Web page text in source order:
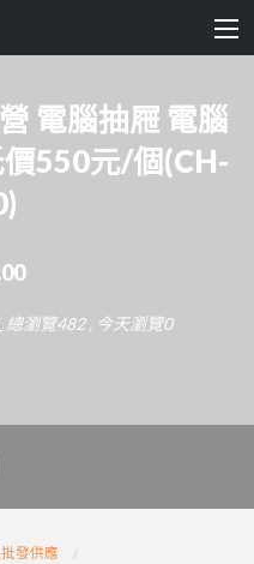
電腦抽屜 電腦
550元/個(CH-
總瀏覽482 , 今天瀏覽0
發供應